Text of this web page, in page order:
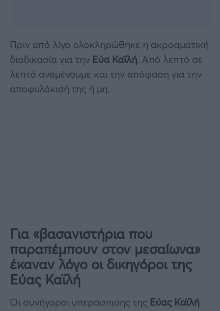
Πριν από λίγο ολοκληρώθηκε η ακροαματική
διαδικασία για την Εύα Καϊλή. Από λεπτό σε
λεπτό αναμένουμε και την απόφαση για την
αποφυλάκισή της ή μη.
Για «βασανιστήρια που
παραπέμπουν στον μεσαίωνα»
έκαναν λόγο οι δικηγόροι της
Εύας Καϊλή
Οι συνήγοροι υπεράσπισης της Εύας Καϊλή